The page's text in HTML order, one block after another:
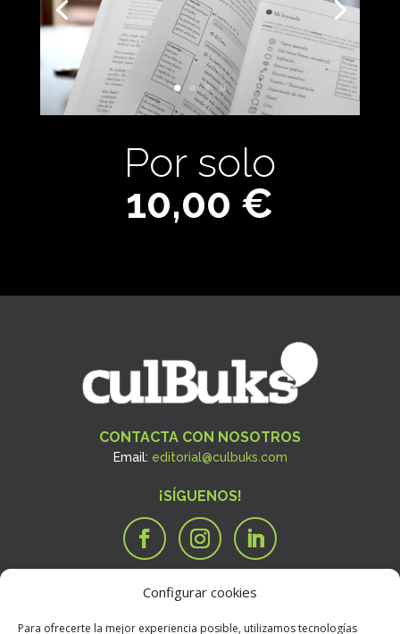
Configurar cookies
Para ofrecerte la mejor experiencia posible, utilizamos tecnologías
Por solo
10,00 €
CONTACTA CON NOSOTROS
Email: editorial@culbuks.com
¡SÍGUENOS!